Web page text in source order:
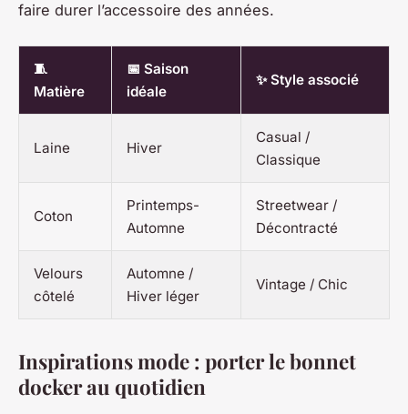
faire durer l’accessoire des années.
🧵
Matière
📅 Saison
idéale
✨ Style associé
Laine Hiver
Casual /
Classique
Coton
Printemps-
Automne
Streetwear /
Décontracté
Velours
côtelé
Automne /
Hiver léger
Vintage / Chic
Inspirations mode : porter le bonnet
docker au quotidien